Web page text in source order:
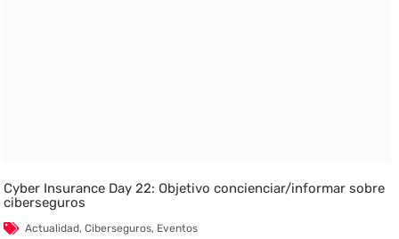
Cyber Insurance Day 22: Objetivo concienciar/informar sobre
ciberseguros
Actualidad,Ciberseguros, Eventos